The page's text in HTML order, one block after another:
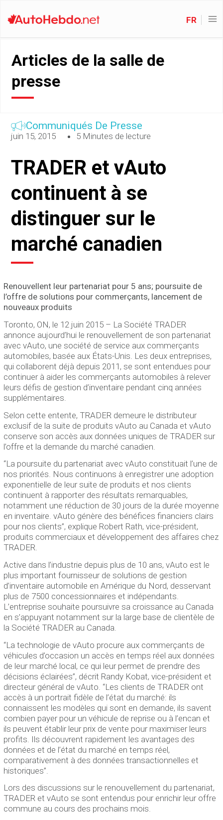
FR
Articles de la salle de
presse
Communiqués De Presse
juin 15, 2015 5 Minutes de lecture
TRADER et vAuto
continuent à se
distinguer sur le
marché canadien
Renouvellent leur partenariat pour 5 ans; poursuite de
l’offre de solutions pour commerçants, lancement de
nouveaux produits
Toronto, ON, le 12 juin 2015 – La Société TRADER
annonce aujourd’hui le renouvellement de son partenariat
avec vAuto, une société de service aux commerçants
automobiles, basée aux États-Unis. Les deux entreprises,
qui collaborent déjà depuis 2011, se sont entendues pour
continuer à aider les commerçants automobiles à relever
leurs défis de gestion d’inventaire pendant cinq années
supplémentaires.
Selon cette entente, TRADER demeure le distributeur
exclusif de la suite de produits vAuto au Canada et vAuto
conserve son accès aux données uniques de TRADER sur
l’offre et la demande du marché canadien.
“La poursuite du partenariat avec vAuto constituait l’une de
nos priorités. Nous continuons à enregistrer une adoption
exponentielle de leur suite de produits et nos clients
continuent à rapporter des résultats remarquables,
notamment une réduction de 30 jours de la durée moyenne
en inventaire. vAuto génère des bénéfices financiers clairs
pour nos clients”, explique Robert Rath, vice-président,
produits commerciaux et développement des affaires chez
TRADER.
Active dans l’industrie depuis plus de 10 ans, vAuto est le
plus important fournisseur de solutions de gestion
d’inventaire automobile en Amérique du Nord, desservant
plus de 7500 concessionnaires et indépendants.
L’entreprise souhaite poursuivre sa croissance au Canada
en s’appuyant notamment sur la large base de clientèle de
la Société TRADER au Canada.
“La technologie de vAuto procure aux commerçants de
véhicules d’occasion un accès en temps réel aux données
de leur marché local, ce qui leur permet de prendre des
décisions éclairées”, décrit Randy Kobat, vice-président et
directeur général de vAuto. “Les clients de TRADER ont
accès à un portrait fidèle de l’état du marché: ils
connaissent les modèles qui sont en demande, ils savent
combien payer pour un véhicule de reprise ou à l’encan et
ils peuvent établir leur prix de vente pour maximiser leurs
profits. Ils découvrent rapidement les avantages des
données et de l’état du marché en temps réel,
comparativement à des données transactionnelles et
historiques”.
Lors des discussions sur le renouvellement du partenariat,
TRADER et vAuto se sont entendus pour enrichir leur offre
commune au cours des prochains mois.